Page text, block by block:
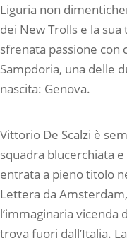
Liguria non
dei New Trolls e la
sfrenata passione con
Sampdoria, una delle
nascita: Genova.
Vittorio De Scalzi è
squadra blucerchiata
entrata a pieno titolo
Lettera da
l’immaginaria vicenda
trova fuori dall’Italia.